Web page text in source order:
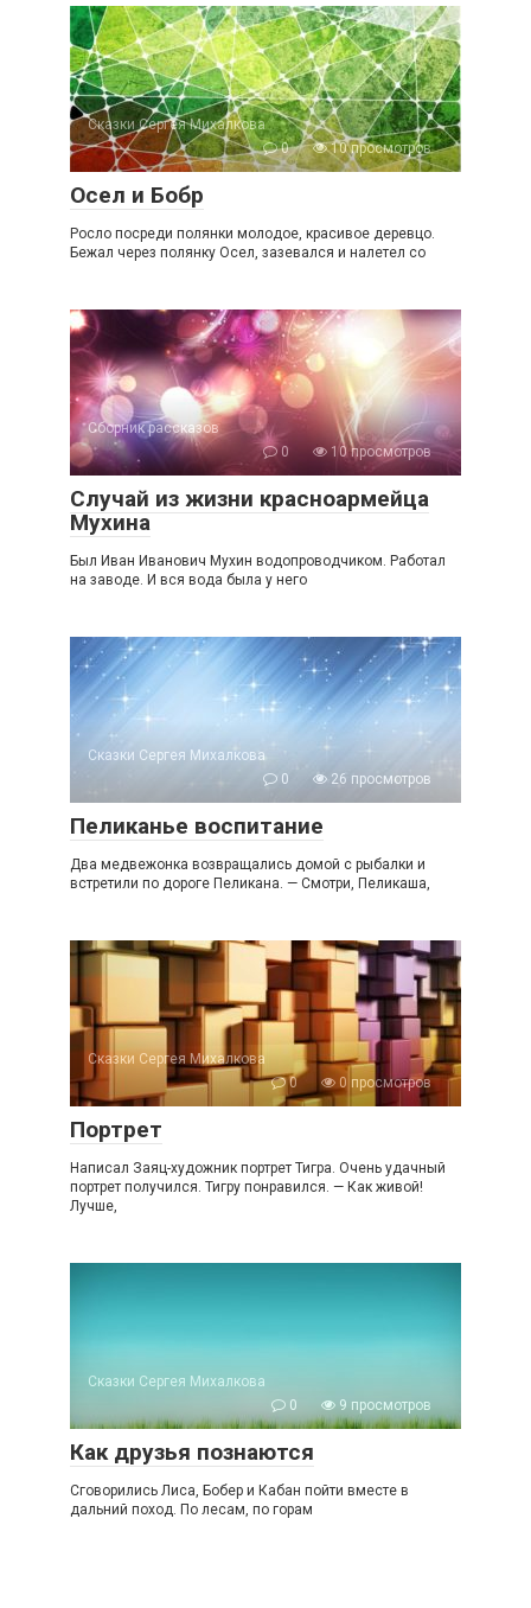
Сказки Сергея Михалкова
0
10 просмотров
Осел и Бобр
Росло посреди полянки молодое, красивое деревцо.
Бежал через полянку Осел, зазевался и налетел со
Сборник рассказов
0
10 просмотров
Случай из жизни красноармейца
Мухина
Был Иван Иванович Мухин водопроводчиком. Работал
на заводе. И вся вода была у него
Сказки Сергея Михалкова
0
26 просмотров
Пеликанье воспитание
Два медвежонка возвращались домой с рыбалки и
встретили по дороге Пеликана. — Смотри, Пеликаша,
Сказки Сергея Михалкова
0
0 просмотров
Портрет
Написал Заяц-художник портрет Тигра. Очень удачный
портрет получился. Тигру понравился. — Как живой!
Лучше,
Сказки Сергея Михалкова
0
9 просмотров
Как друзья познаются
Сговорились Лиса, Бобер и Кабан пойти вместе в
дальний поход. По лесам, по горам